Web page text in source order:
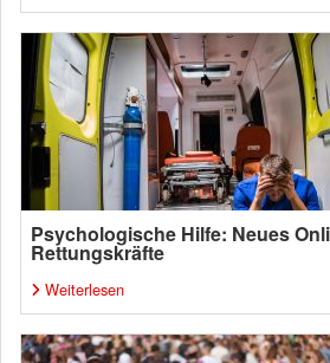
Psychologische Hilfe: Neues
Rettungskräfte
Weiterlesen